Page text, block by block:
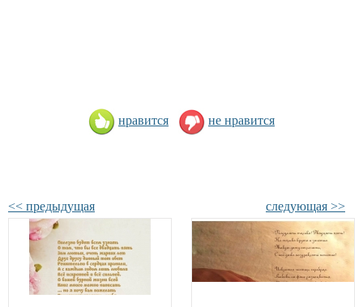
нравится не нравится
<< предыдущая следующая >>